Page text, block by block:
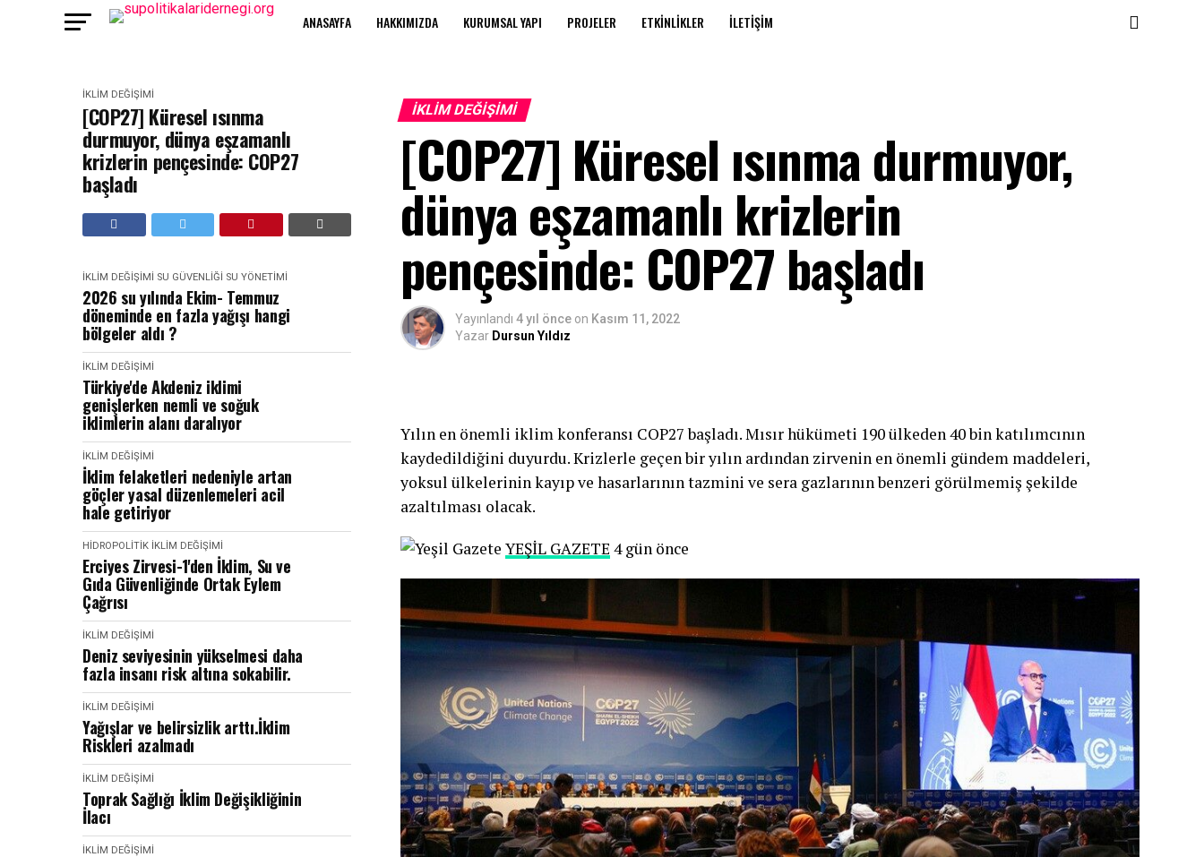
ANASAYFA HAKKIMIZDA KURUMSAL YAPI PROJELER ETKINLIKLER İLETIŞIM
İKLIM DEĞIŞIMI
[COP27] Küresel ısınma
durmuyor, dünya eşzamanlı
krizlerin pençesinde: COP27
başladı
İKLIM DEĞIŞIMI SU GÜVENLIĞI SU YÖNETIMI
2026 su yılında Ekim- Temmuz
döneminde en fazla yağışı hangi
bölgeler aldı ?
İKLIM DEĞIŞIMI
Türkiye'de Akdeniz iklimi
genişlerken nemli ve soğuk
iklimlerin alanı daralıyor
İKLIM DEĞIŞIMI
İklim felaketleri nedeniyle artan
göçler yasal düzenlemeleri acil
hale getiriyor
HIDROPOLITIK İKLIM DEĞIŞIMI
Erciyes Zirvesi-1'den İklim, Su ve
Gıda Güvenliğinde Ortak Eylem
Çağrısı
İKLIM DEĞIŞIMI
Deniz seviyesinin yükselmesi daha
fazla insanı risk altına sokabilir.
İKLIM DEĞIŞIMI
Yağışlar ve belirsizlik arttı.İklim
Riskleri azalmadı
İKLIM DEĞIŞIMI
Toprak Sağlığı İklim Değişikliğinin
İlacı
İKLIM DEĞIŞIMI
İKLIM DEĞIŞIMI
[COP27] Küresel ısınma durmuyor,
dünya eşzamanlı krizlerin
pençesinde: COP27 başladı
Yayınlandı 4 yıl önce on Kasım 11, 2022
Yazar Dursun Yıldız
Yılın en önemli iklim konferansı COP27 başladı. Mısır hükümeti 190 ülkeden 40 bin katılımcının
kaydedildiğini duyurdu. Krizlerle geçen bir yılın ardından zirvenin en önemli gündem maddeleri,
yoksul ülkelerinin kayıp ve hasarlarının tazmini ve sera gazlarının benzeri görülmemiş şekilde
azaltılması olacak.
YEŞİL GAZETE 4 gün önce